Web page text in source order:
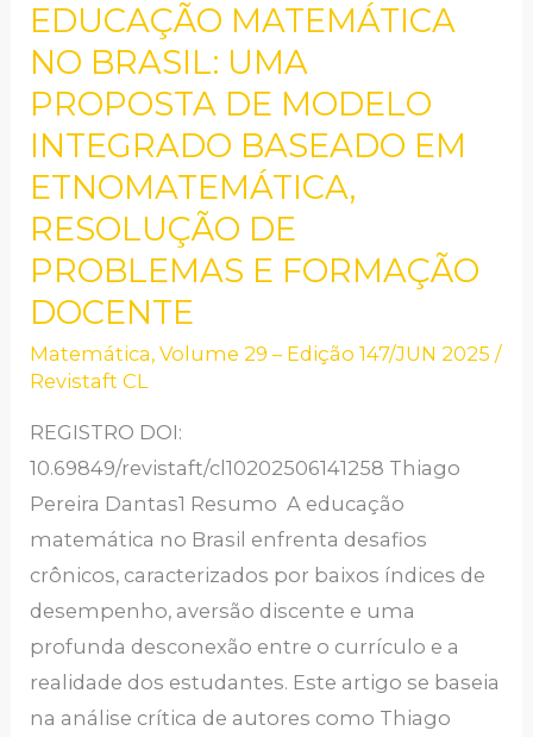
EDUCAÇÃO MATEMÁTICA
NO BRASIL: UMA
PROPOSTA DE MODELO
INTEGRADO BASEADO EM
ETNOMATEMÁTICA,
RESOLUÇÃO DE
PROBLEMAS E FORMAÇÃO
DOCENTE
Matemática,Volume 29 – Edição 147/JUN 2025 /
Revistaft CL
REGISTRO DOI:
10.69849/revistaft/cl10202506141258 Thiago
Pereira Dantas1 Resumo A educação
matemática no Brasil enfrenta desafios
crônicos, caracterizados por baixos índices de
desempenho, aversão discente e uma
profunda desconexão entre o currículo e a
realidade dos estudantes. Este artigo se baseia
na análise crítica de autores como Thiago
EDUCAÇÃO
MATEMÁTICA
NO
UMA
PROPOSTA
DE
MODELO
INTEGRADO
EM
RESOLUÇÃO
DE
PROBLEMAS
E
FORMAÇÃO
DOCENTE